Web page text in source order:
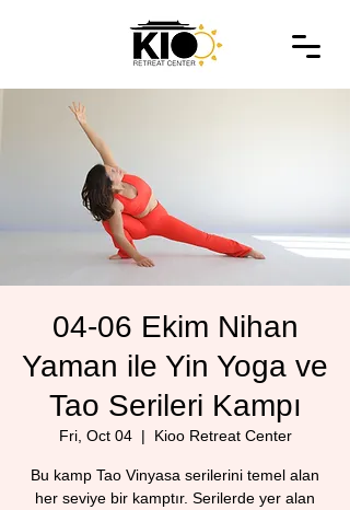
04-06 Ekim Nihan
Yaman ile Yin Yoga ve
Tao Serileri Kampı
Fri, Oct 04
  |
Kioo Retreat Center
Bu kamp Tao Vinyasa serilerini temel alan
her seviye bir kamptır. Serilerde yer alan